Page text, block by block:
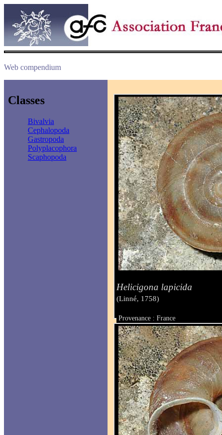
Web compendium
Classes
Bivalvia
Cephalopoda
Gastropoda
Polyplacophora
Scaphopoda
Helicigona lapicida
(Linné, 1758)
Provenance : France
Taille :